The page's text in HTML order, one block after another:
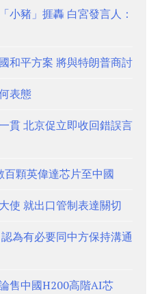
小豬」捱轟 白宮發言人：
和平方案 將與特朗普商討
表態
貫 北京促立即收回錯誤言
百顆英偉達芯片至中國
使 就出口管制表達關切
為有必要同中方保持溝通
售中國H200高階AI芯